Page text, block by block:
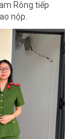
Rông tiếp
nộp.